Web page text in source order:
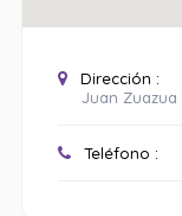
Dirección :
Juan
Teléfono :